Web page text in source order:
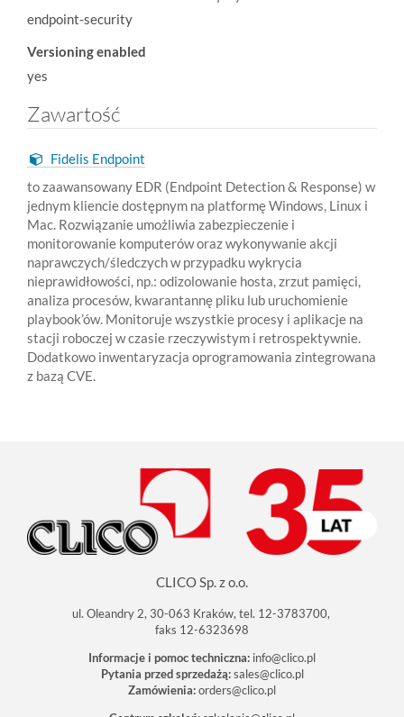
endpoint-security
Versioning enabled
yes
Zawartość
Fidelis Endpoint
to zaawansowany EDR (Endpoint Detection & Response) w
jednym kliencie dostępnym na platformę Windows, Linux i
Mac. Rozwiązanie umożliwia zabezpieczenie i
monitorowanie komputerów oraz wykonywanie akcji
naprawczych/śledczych w przypadku wykrycia
nieprawidłowości, np.: odizolowanie hosta, zrzut pamięci,
analiza procesów, kwarantannę pliku lub uruchomienie
playbook’ów. Monitoruje wszystkie procesy i aplikacje na
stacji roboczej w czasie rzeczywistym i retrospektywnie.
Dodatkowo inwentaryzacja oprogramowania zintegrowana
z bazą CVE.
CLICO Sp. z o.o.
ul. Oleandry 2, 30-063 Kraków, tel. 12-3783700,
faks 12-6323698
Informacje i pomoc techniczna: info@clico.pl
Pytania przed sprzedażą: sales@clico.pl
Zamówienia:orders@clico.pl